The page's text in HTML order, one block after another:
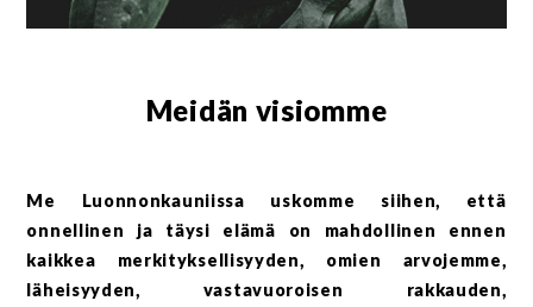
Meidän visiomme
Me Luonnonkauniissa uskomme siihen, että
onnellinen ja täysi elämä on mahdollinen ennen
kaikkea merkityksellisyyden, omien arvojemme,
läheisyyden, vastavuoroisen rakkauden,